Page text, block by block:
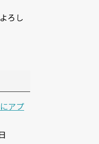
ろし
アプ